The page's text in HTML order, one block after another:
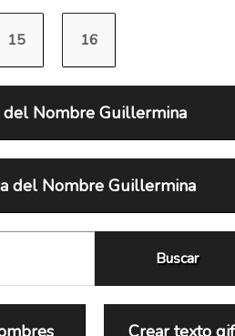
del Nombre Guillermina
del Nombre Guillermina
Crear texto gif